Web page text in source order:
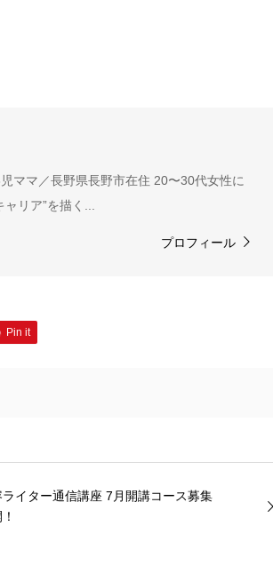
ママ／長野県長野市在住 20〜30代女性に
リア”を描く...
プロフィール
Pin it
ライター通信講座 7月開講コース募集